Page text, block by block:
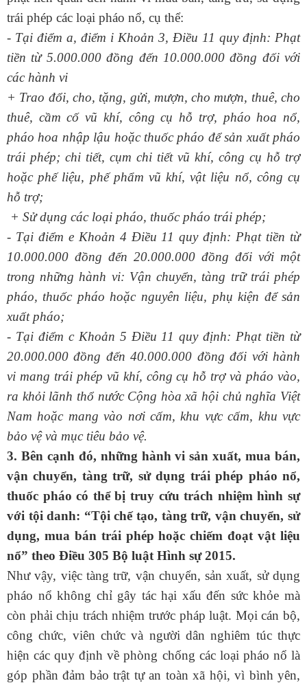
trái phép các loại pháo nổ, cụ thể:
- Tại điểm a, điểm i Khoản 3, Điều 11 quy định: Phạt
tiền từ 5.000.000 đồng đến 10.000.000 đồng đối với
các hành vi
+ Trao đổi, cho, tặng, gửi, mượn, cho mượn, thuê, cho
thuê, cầm cố vũ khí, công cụ hỗ trợ, pháo hoa nổ,
pháo hoa nhập lậu hoặc thuốc pháo để sản xuất pháo
trái phép; chi tiết, cụm chi tiết vũ khí, công cụ hỗ trợ
hoặc phế liệu, phế phẩm vũ khí, vật liệu nổ, công cụ
hỗ trợ;
+ Sử dụng các loại pháo, thuốc pháo trái phép;
- Tại điểm e Khoản 4 Điều 11 quy định: Phạt tiền từ
10.000.000 đồng đến 20.000.000 đồng đối với một
trong những hành vi: Vận chuyển, tàng trữ trái phép
pháo, thuốc pháo hoặc nguyên liệu, phụ kiện để sản
xuất pháo;
- Tại điểm c Khoản 5 Điều 11 quy định: Phạt tiền từ
20.000.000 đồng đến 40.000.000 đồng đối với hành
vi mang trái phép vũ khí, công cụ hỗ trợ và pháo vào,
ra khỏi lãnh thổ nước Cộng hòa xã hội chủ nghĩa Việt
Nam hoặc mang vào nơi cấm, khu vực cấm, khu vực
bảo vệ và mục tiêu bảo vệ.
3. Bên cạnh đó, những hành vi sản xuất, mua bán,
vận chuyển, tàng trữ, sử dụng trái phép pháo nổ,
thuốc pháo có thể bị truy cứu trách nhiệm hình sự
với tội danh: “Tội chế tạo, tàng trữ, vận chuyển, sử
dụng, mua bán trái phép hoặc chiếm đoạt vật liệu
nổ” theo Điều 305 Bộ luật Hình sự 2015.
Như vậy, việc tàng trữ, vận chuyển, sản xuất, sử dụng
pháo nổ không chỉ gây tác hại xấu đến sức khỏe mà
còn phải chịu trách nhiệm trước pháp luật. Mọi cán bộ,
công chức, viên chức và người dân nghiêm túc thực
hiện các quy định về phòng chống các loại pháo nổ là
góp phần đảm bảo trật tự an toàn xã hội, vì bình yên,